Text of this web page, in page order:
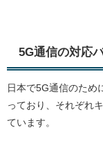
5G通信の対応
日本で5G通信のため
っており、それぞれ
ています。